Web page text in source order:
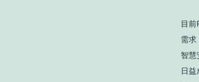
目
需求
智慧
日